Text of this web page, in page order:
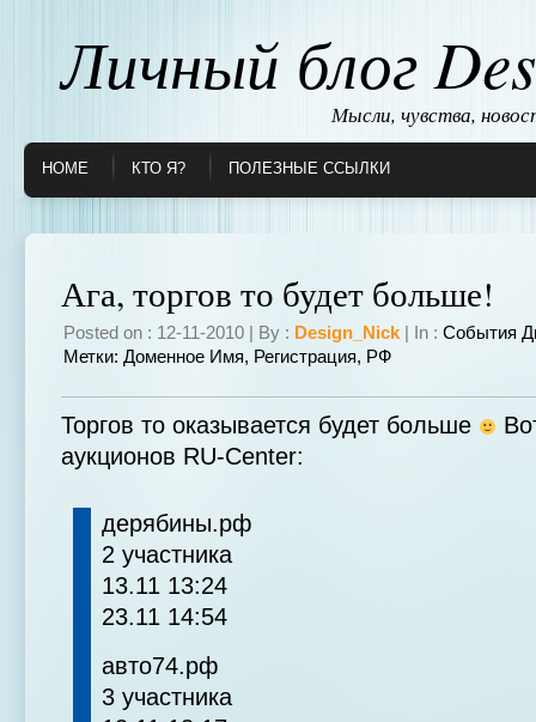
Личный блог
Мысли, чувства,
HOME КТО Я? ПОЛЕЗНЫЕ ССЫЛКИ
Ага, торгов то будет больше!
Posted on : 12-11-2010 | By : Design_Nick | In : События
Метки: Доменное Имя, Регистрация, РФ
Торгов то оказывается будет больше
аукционов RU-Center:
дерябины.рф
2 участника
13.11 13:24
23.11 14:54
авто74.рф
3 участника